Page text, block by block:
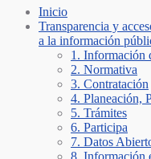
Inicio
Transparencia y
a la información
1. Información
2. Normativa
3. Contratación
4. Planeación,
5. Trámites
6. Participa
7. Datos
8. Información